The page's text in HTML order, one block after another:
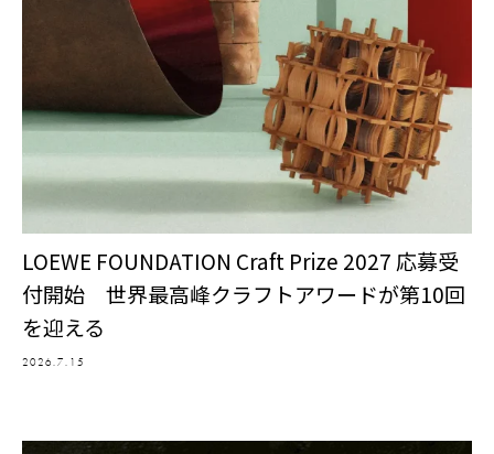
LOEWE FOUNDATION Craft Prize 2027 応募受
付開始 世界最高峰クラフトアワードが第10回
を迎える
2026.7.15